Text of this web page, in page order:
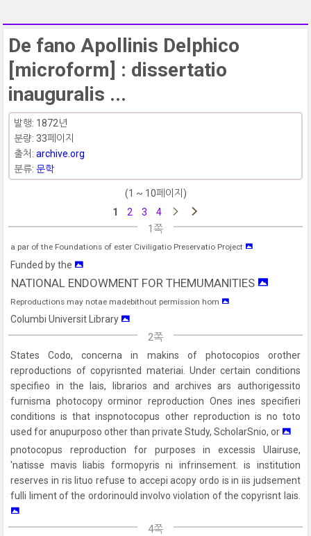
De fano Apollinis Delphico
[microform] : dissertatio
inauguralis ...
발행: 1872년
분량: 33페이지
출처:archive.org
분류:문학
(1 ~ 10페이지)
1
2 3 4
1쪽
a par of the Foundations of ester Civiligatio Preservatio Project
Funded by the
NATIONAL ENDOWMENT FOR THEMUMANITIES
Reproductions may notae madebithout permission hom
Columbi Universit Library
2쪽
States Codo, concerna in makins of photocopios orother
reproductions of copyrisnted materiai. Under certain conditions
specifieo in the lais, librarios and archives ars authorigessito
furnisma photocopy orminor reproduction Ones ines specifieri
conditions is that inspnotocopus other reproduction is no toto
used for anupurposo other than private Study, ScholarSnio, or
pnotocopus reproduction for purposes in excessis Ulairuse,
'natisse mavis liabis formopyris ni infrinsement. is institution
reserves in ris lituo refuse to accepi acopy ordo is in iis judsement
fulli liment of the ordorinould involvo violation of the copyrisnt lais.
4쪽